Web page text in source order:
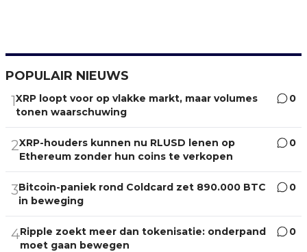
POPULAIR NIEUWS
1XRP loopt voor op vlakke markt, maar volumes
tonen waarschuwing
0
2XRP-houders kunnen nu RLUSD lenen op
Ethereum zonder hun coins te verkopen
0
3Bitcoin-paniek rond Coldcard zet 890.000 BTC
in beweging
0
4Ripple zoekt meer dan tokenisatie: onderpand
moet gaan bewegen
0